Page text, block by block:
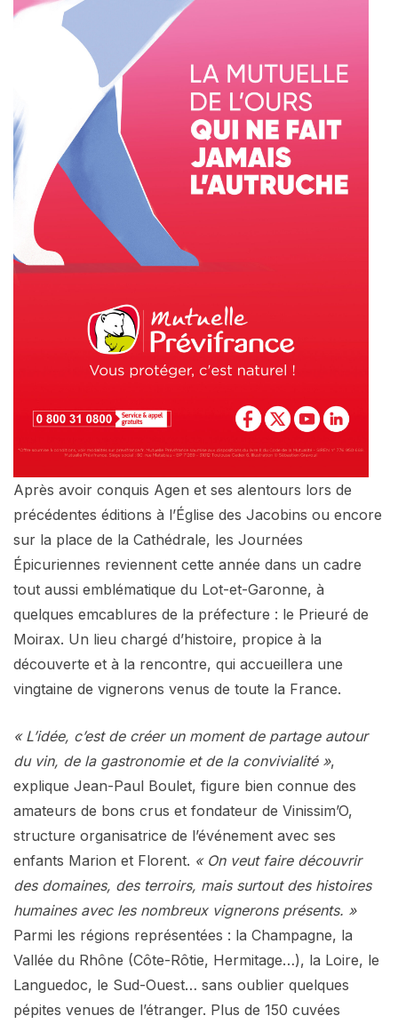
Après avoir conquis Agen et ses alentours lors de
précédentes éditions à l’Église des Jacobins ou encore
sur la place de la Cathédrale, les Journées
Épicuriennes reviennent cette année dans un cadre
tout aussi emblématique du Lot-et-Garonne, à
quelques emcablures de la préfecture : le Prieuré de
Moirax. Un lieu chargé d’histoire, propice à la
découverte et à la rencontre, qui accueillera une
vingtaine de vignerons venus de toute la France.
« L’idée, c’est de créer un moment de partage autour
du vin, de la gastronomie et de la convivialité »,
explique Jean-Paul Boulet, figure bien connue des
amateurs de bons crus et fondateur de Vinissim’O,
structure organisatrice de l’événement avec ses
enfants Marion et Florent. « On veut faire découvrir
des domaines, des terroirs, mais surtout des histoires
humaines avec les nombreux vignerons présents. »
Parmi les régions représentées : la Champagne, la
Vallée du Rhône (Côte-Rôtie, Hermitage…), la Loire, le
Languedoc, le Sud-Ouest… sans oublier quelques
pépites venues de l’étranger. Plus de 150 cuvées